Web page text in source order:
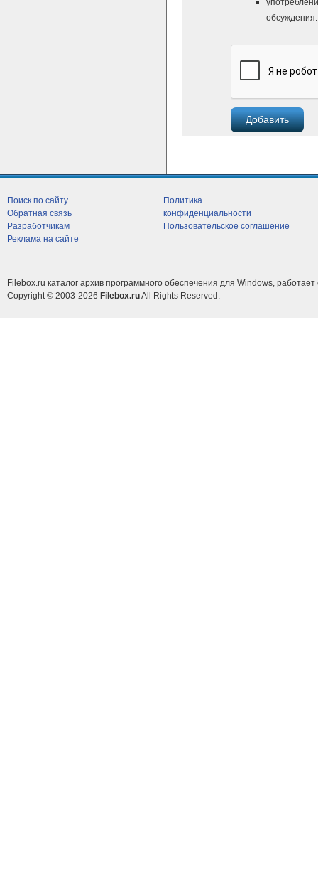
обсуждения.
Поиск по сайту
Обратная связь
Разработчикам
Реклама на сайте
Политика
конфиденциальности
Пользовательское соглашение
Filebox.ru каталог архив программного обеспечения для Windows, работает
Copyright © 2003-2026 Filebox.ruAll Rights Reserved.